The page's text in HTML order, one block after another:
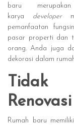
baru
karya developer
pemanfaatan
pasar properti dan
orang. Anda juga
dekorasi dalam
Tidak
Renovasi
Rumah baru